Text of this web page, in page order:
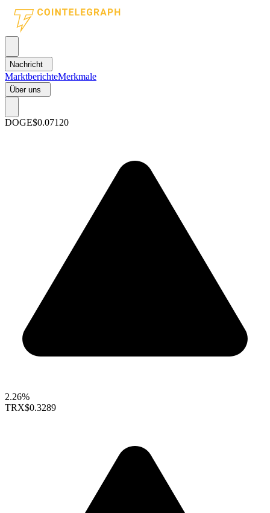
Nachricht
MarktberichteMerkmale
Über uns
DOGE$0.07120
2.26%
TRX$0.3289